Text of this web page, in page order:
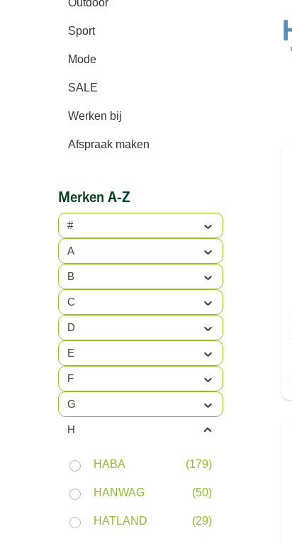
Outdoor
Sport
Mode
SALE
Werken bij
Afspraak maken
Merken A-Z
#
A
B
C
D
E
F
G
H
(179)
HABA
(50)
HANWAG
(29)
HATLAND